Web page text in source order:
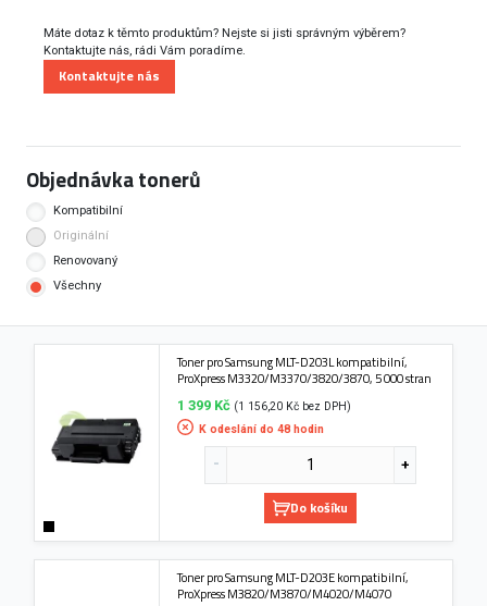
Máte dotaz k těmto produktům? Nejste si jisti správným výběrem?
Kontaktujte nás, rádi Vám poradíme.
Kontaktujte nás
Objednávka tonerů
Kompatibilní
Originální
Renovovaný
Všechny
Toner pro Samsung MLT-D203L kompatibilní,
ProXpress M3320/M3370/3820/3870, 5 000 stran
1 399 Kč (1 156,20 Kč bez DPH)
K odeslání do 48 hodin
Do košíku
Toner pro Samsung MLT-D203E kompatibilní,
ProXpress M3820/M3870/M4020/M4070